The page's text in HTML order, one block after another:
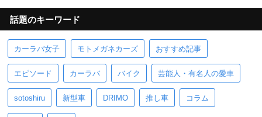
話題のキーワード
カーラバ女子 モトメガネカーズ おすすめ記事
エピソード カーラバ バイク 芸能人・有名人の愛車
sotoshiru 新型車 DRIMO 推し車 コラム